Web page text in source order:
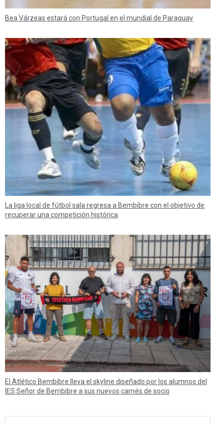
Bea Várzeas estará con Portugal en el mundial de Paraguay
La liga local de fútbol sala regresa a Bembibre con el objetivo de
recuperar una competición histórica
El Atlético Bembibre lleva el skyline diseñado por los alumnos del
IES Señor de Bembibre a sus nuevos carnés de socio